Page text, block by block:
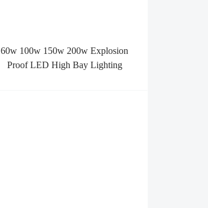
60w 100w 150w 200w Explosion
Proof LED High Bay Lighting